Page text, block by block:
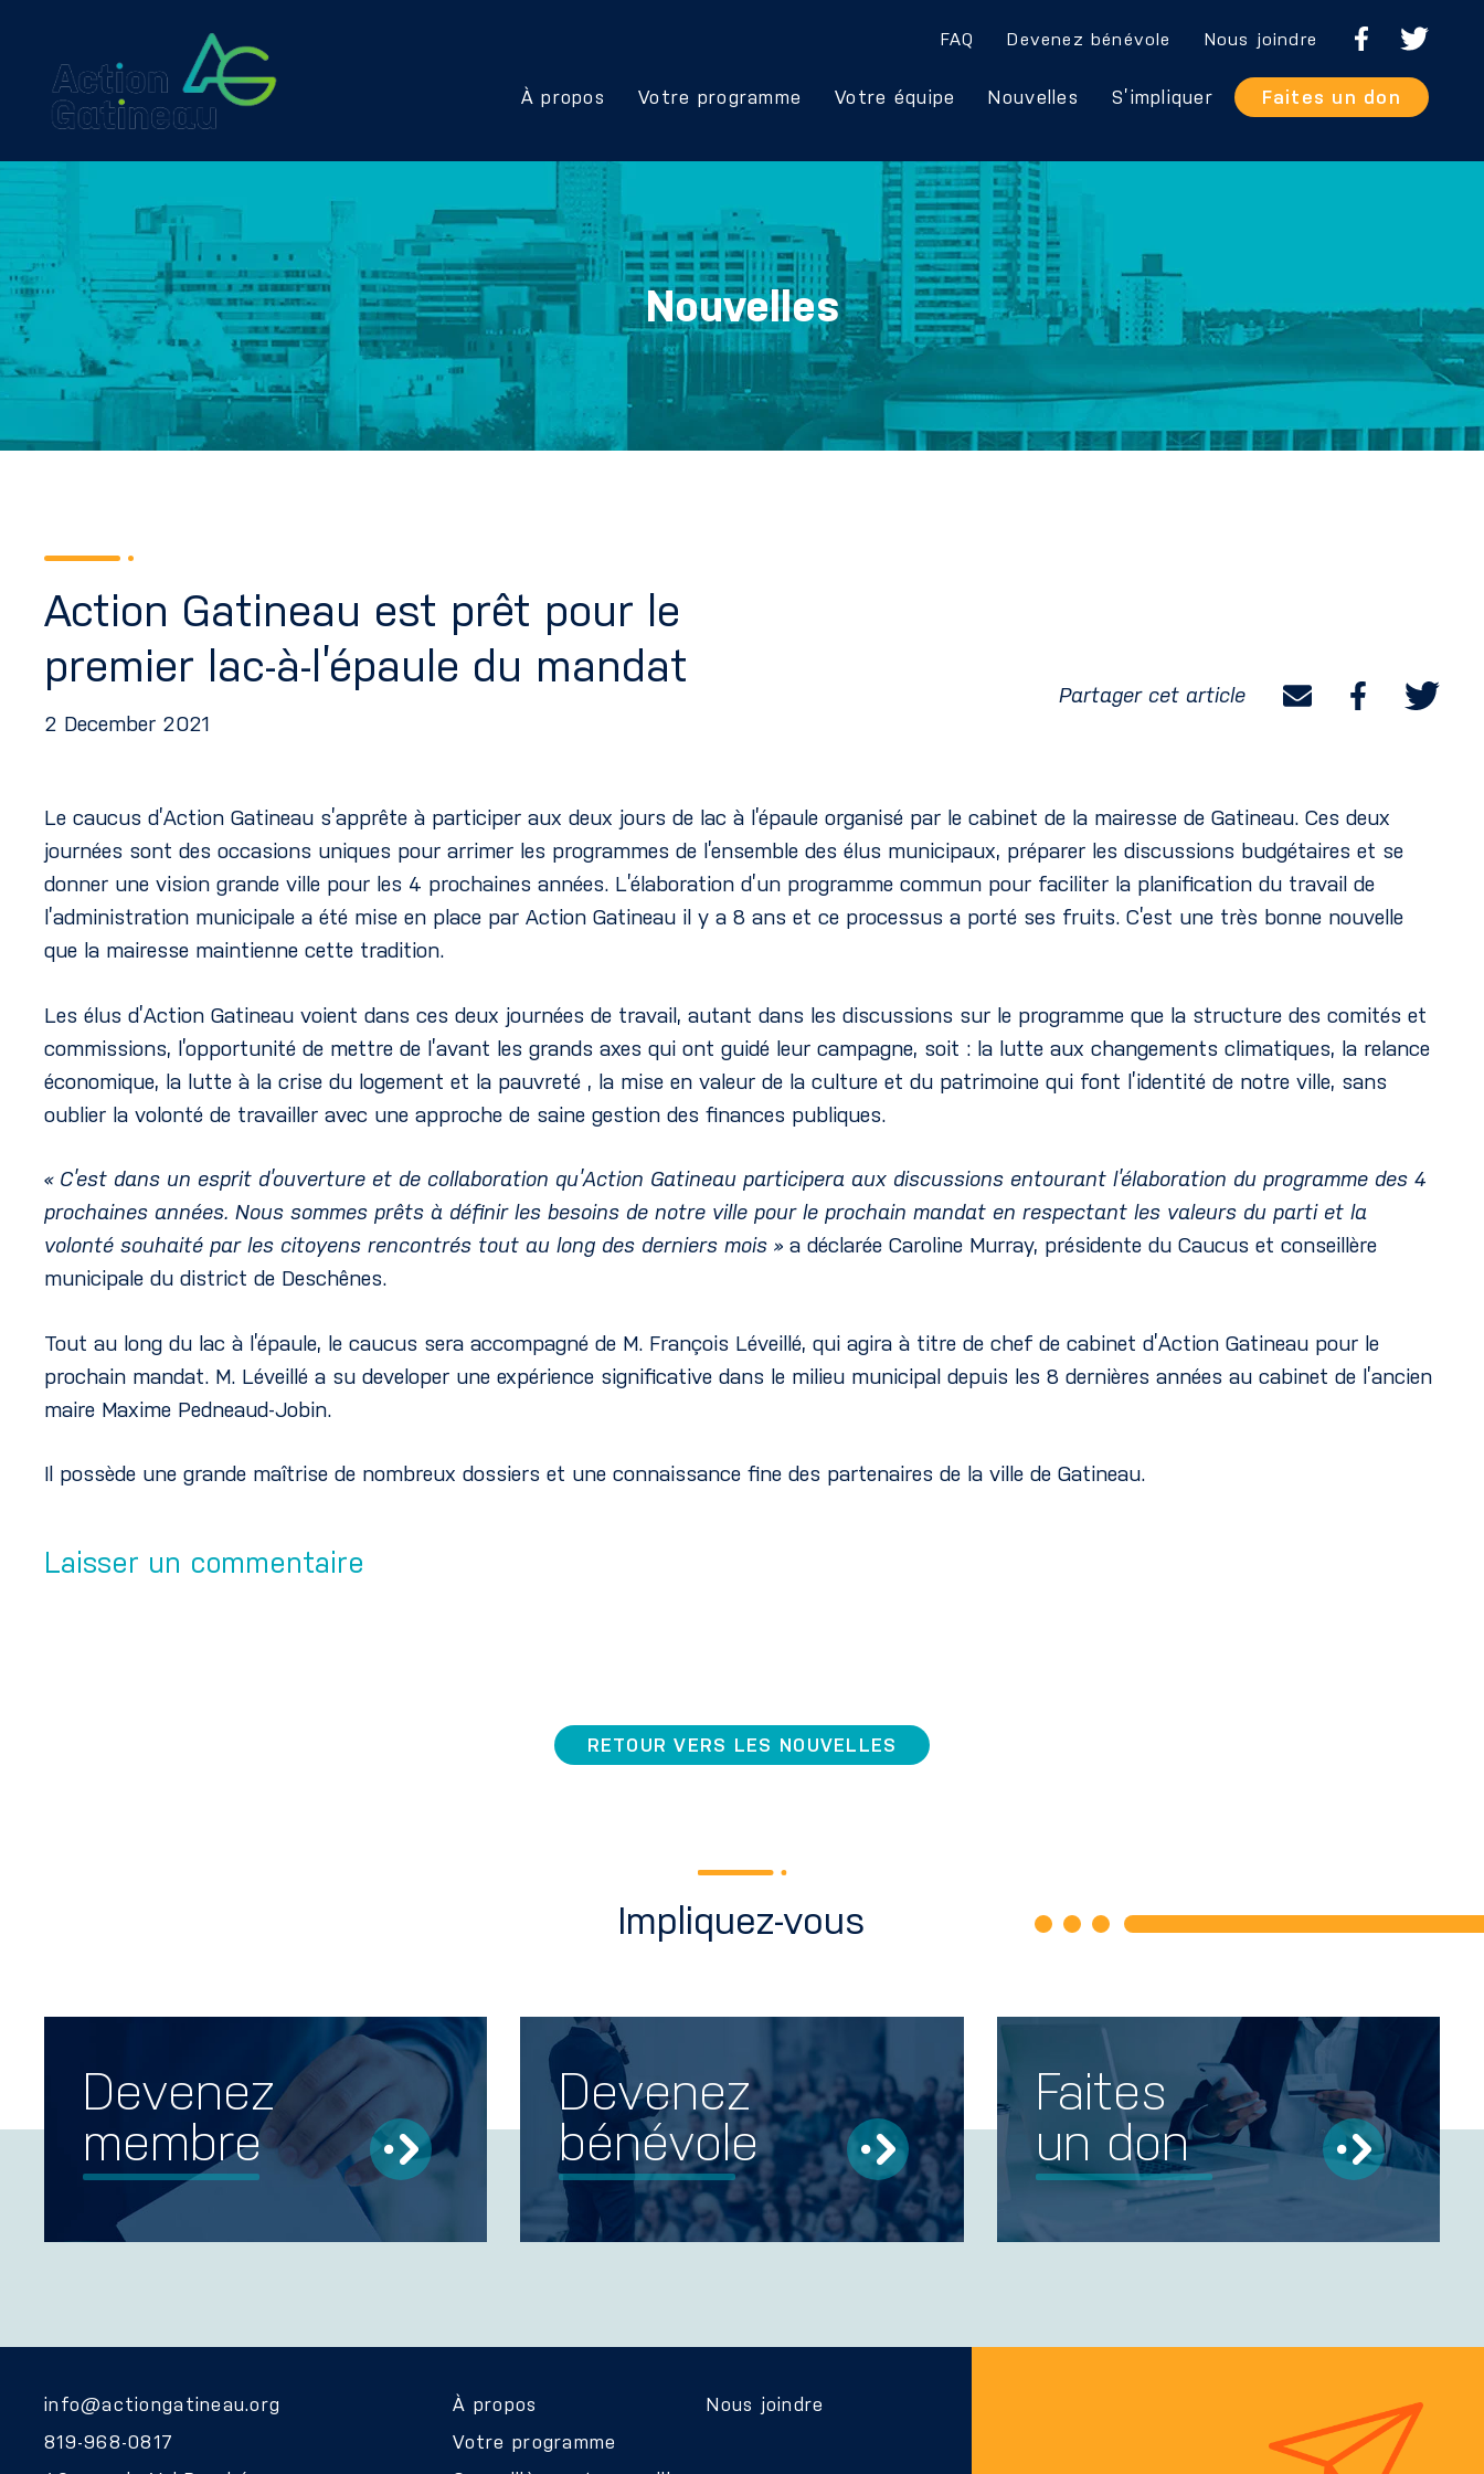
À propos Votre programme Votre équipe Nouvelles S’impliquer
FAQ Devenez bénévole Nous joindre
Faites un don
Nouvelles
Action Gatineau est prêt pour le
premier lac-à-l’épaule du mandat
2 December 2021
Partager cet article
Le caucus d’Action Gatineau s’apprête à participer aux deux jours de lac à l’épaule organisé par le cabinet de la mairesse de Gatineau. Ces deux
journées sont des occasions uniques pour arrimer les programmes de l’ensemble des élus municipaux, préparer les discussions budgétaires et se
donner une vision grande ville pour les 4 prochaines années. L’élaboration d’un programme commun pour faciliter la planification du travail de
l’administration municipale a été mise en place par Action Gatineau il y a 8 ans et ce processus a porté ses fruits. C’est une très bonne nouvelle
que la mairesse maintienne cette tradition.
Les élus d’Action Gatineau voient dans ces deux journées de travail, autant dans les discussions sur le programme que la structure des comités et
commissions, l’opportunité de mettre de l’avant les grands axes qui ont guidé leur campagne, soit : la lutte aux changements climatiques, la relance
économique, la lutte à la crise du logement et la pauvreté , la mise en valeur de la culture et du patrimoine qui font l’identité de notre ville, sans
oublier la volonté de travailler avec une approche de saine gestion des finances publiques.
« C’est dans un esprit d’ouverture et de collaboration qu’Action Gatineau participera aux discussions entourant l’élaboration du programme des 4
prochaines années. Nous sommes prêts à définir les besoins de notre ville pour le prochain mandat en respectant les valeurs du parti et la
volonté souhaité par les citoyens rencontrés tout au long des derniers mois » a déclarée Caroline Murray, présidente du Caucus et conseillère
municipale du district de Deschênes.
Tout au long du lac à l’épaule, le caucus sera accompagné de M. François Léveillé, qui agira à titre de chef de cabinet d’Action Gatineau pour le
prochain mandat. M. Léveillé a su developer une expérience significative dans le milieu municipal depuis les 8 dernières années au cabinet de l’ancien
maire Maxime Pedneaud-Jobin.
Il possède une grande maîtrise de nombreux dossiers et une connaissance fine des partenaires de la ville de Gatineau.
Laisser un commentaire
RETOUR VERS LES NOUVELLES
Impliquez-vous
Devenez
membre
Devenez
bénévole
Faites
un don
info@actiongatineau.org
819-968-0817
À propos
Votre programme
Nous joindre